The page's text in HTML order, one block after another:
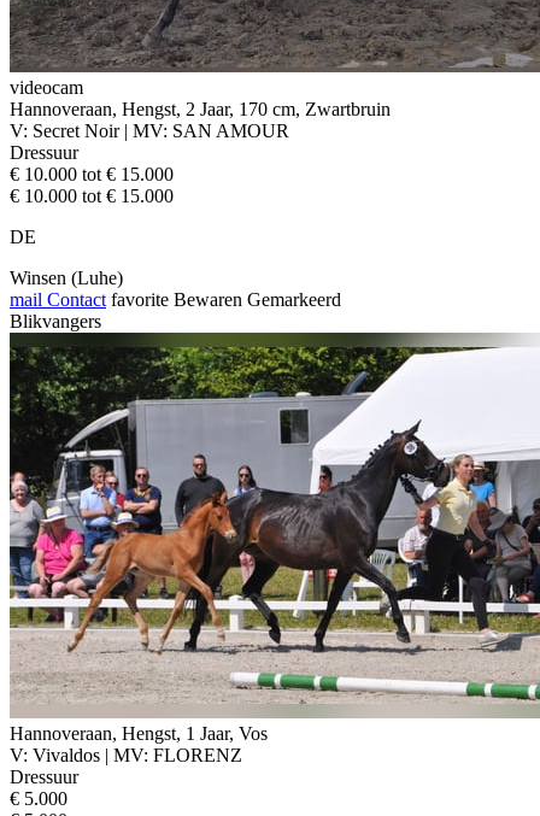
videocam
Hannoveraan, Hengst, 2 Jaar, 170 cm, Zwartbruin
V: Secret Noir | MV: SAN AMOUR
Dressuur
€ 10.000 tot € 15.000
€ 10.000 tot € 15.000
DE
Winsen (Luhe)
mail Contact favorite Bewaren Gemarkeerd
Blikvangers
Hannoveraan, Hengst, 1 Jaar, Vos
V: Vivaldos | MV: FLORENZ
Dressuur
€ 5.000